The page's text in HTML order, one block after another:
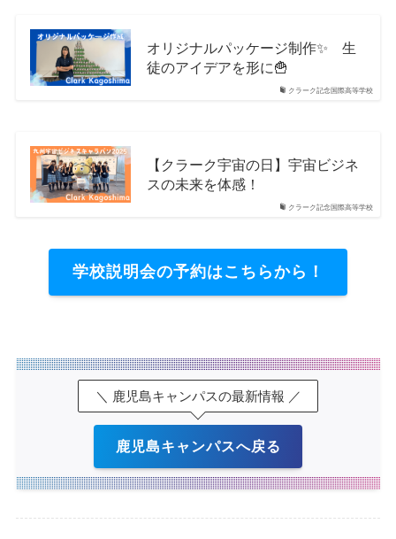
クラーク記念国際高等学校
オリジナルパッケージ制作✨ 生
徒のアイデアを形に🍟
クラーク記念国際高等学校
【クラーク宇宙の日】宇宙ビジネ
スの未来を体感！
学校説明会の予約はこちらから！
＼ 鹿児島キャンパスの最新情報 ／
鹿児島キャンパスへ戻る